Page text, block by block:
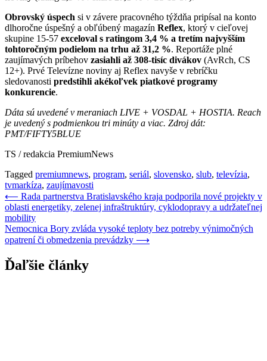
Obrovský úspech si v závere pracovného týždňa pripísal na konto
dlhoročne úspešný a obľúbený magazín Reflex, ktorý v cieľovej
skupine 15-57 exceloval s ratingom 3,4 % a tretím najvyšším
tohtoročným podielom na trhu až 31,2 %. Reportáže plné
zaujímavých príbehov zasiahli až 308-tisíc divákov (AvRch, CS
12+). Prvé Televízne noviny aj Reflex navyše v rebríčku
sledovanosti predstihli akékoľvek piatkové programy
konkurencie.
Dáta sú uvedené v meraniach LIVE + VOSDAL + HOSTIA. Reach
je uvedený s podmienkou tri minúty a viac. Zdroj dát:
PMT/FIFTY5BLUE
TS / redakcia PremiumNews
Tagged premiumnews, program, seriál, slovensko, slub, televízia,
tvmarkíza, zaujímavosti
Navigácia
v
článku
⟵ Rada partnerstva Bratislavského kraja podporila nové projekty v
oblasti energetiky, zelenej infraštruktúry, cyklodopravy a udržateľnej
mobility
Nemocnica Bory zvláda vysoké teploty bez potreby výnimočných
opatrení či obmedzenia prevádzky ⟶
Ďaľšie články